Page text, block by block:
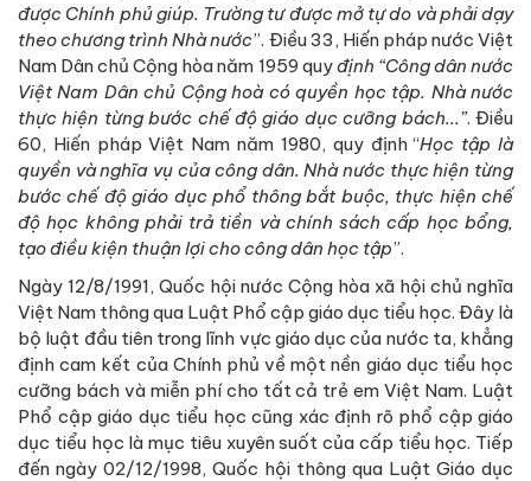
được Chính phủ giúp. Trường tư được mở tự do và phải dạy
theo chương trình Nhà nước”. Điều 33, Hiến pháp nước Việt
Nam Dân chủ Cộng hòa năm 1959 quyđịnh “Công dân nước
Việt Nam Dân chủ Cộng hoà có quyền học tập. Nhà nước
thực hiện từng bước chế độ giáo dục cưỡng bách...”. Điều
60, Hiến pháp Việt Nam năm 1980, quy định “Học tập là
quyền và nghĩa vụ của công dân. Nhà nước thực hiện từng
bước chế độ giáo dục phổ thông bắt buộc, thực hiện chế
độ học không phải trả tiền và chính sách cấp học bổng,
tạo điều kiện thuận lợi cho công dân học tập”.
Ngày 12/8/1991, Quốc hội nước Cộng hòa xã hội chủ nghĩa
Việt Nam thông qua Luật Phổ cập giáo dục tiểu học. Đây là
bộ luật đầu tiên trong lĩnh vực giáo dục của nước ta, khẳng
định cam kết của Chính phủ về một nền giáo dục tiểu học
cưỡng bách và miễn phí cho tất cả trẻ em Việt Nam. Luật
Phổ cập giáo dục tiểu học cũng xác định rõ phổ cập giáo
dục tiểu học là mục tiêu xuyên suốt của cấp tiểu học. Tiếp
đến ngày 02/12/1998, Quốc hội thông qua Luật Giáo dục